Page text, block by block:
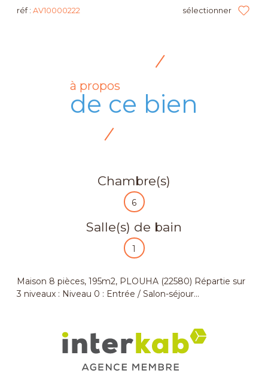
à propos
de ce bien
Chambre(s)
6
Salle(s) de bain
1
Maison 8 pièces, 195m2, PLOUHA (22580) Répartie sur
3 niveaux : Niveau 0 : Entrée / Salon-séjour...
réf : AV10000222 sélectionner